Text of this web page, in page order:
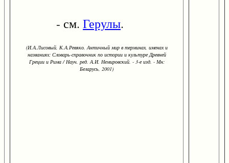
- см. Герулы.
(И.А.Лисовый, К.А.Ревяко. Античный мир в терминах, именах и
названиях: Словарь-справочник по истории и культуре Древней
Греции и Рима / Науч. ред. А.И. Немировский. - 3-е изд. - Мн:
Беларусь, 2001)